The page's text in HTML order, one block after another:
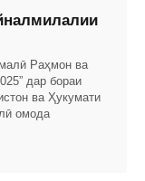
Раҳмон ва
дар бораи
ва Ҳукумати
омода